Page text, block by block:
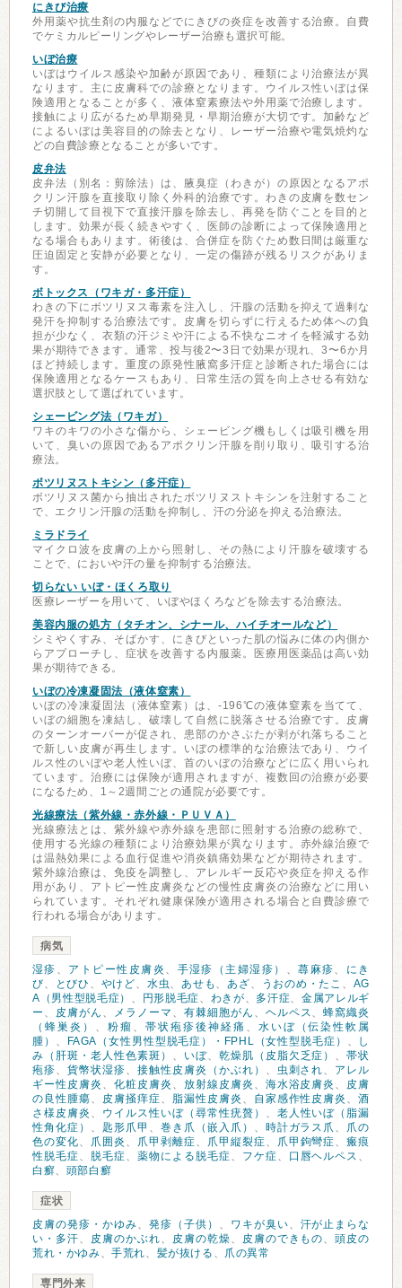
にきび治療
外用薬や抗生剤の内服などでにきびの炎症を改善する治療。自費
でケミカルピーリングやレーザー治療も選択可能。
いぼ治療
いぼはウイルス感染や加齢が原因であり、種類により治療法が異
なります。主に皮膚科での診療となります。ウイルス性いぼは保
険適用となることが多く、液体窒素療法や外用薬で治療します。
接触により広がるため早期発見・早期治療が大切です。加齢など
によるいぼは美容目的の除去となり、レーザー治療や電気焼灼な
どの自費診療となることが多いです。
皮弁法
皮弁法（別名：剪除法）は、腋臭症（わきが）の原因となるアポ
クリン汗腺を直接取り除く外科的治療です。わきの皮膚を数セン
チ切開して目視下で直接汗腺を除去し、再発を防ぐことを目的と
します。効果が長く続きやすく、医師の診断によって保険適用と
なる場合もあります。術後は、合併症を防ぐため数日間は厳重な
圧迫固定と安静が必要となり、一定の傷跡が残るリスクがありま
す。
ボトックス（ワキガ・多汗症）
わきの下にボツリヌス毒素を注入し、汗腺の活動を抑えて過剰な
発汗を抑制する治療法です。皮膚を切らずに行えるため体への負
担が少なく、衣類の汗ジミや汗による不快なニオイを軽減する効
果が期待できます。通常、投与後2〜3日で効果が現れ、3〜6か月
ほど持続します。重度の原発性腋窩多汗症と診断された場合には
保険適用となるケースもあり、日常生活の質を向上させる有効な
選択肢として選ばれています。
シェービング法（ワキガ）
ワキのキワの小さな傷から、シェービング機もしくは吸引機を用
いて、臭いの原因であるアポクリン汗腺を削り取り、吸引する治
療法。
ボツリヌストキシン（多汗症）
ボツリヌス菌から抽出されたボツリヌストキシンを注射すること
で、エクリン汗腺の活動を抑制し、汗の分泌を抑える治療法。
ミラドライ
マイクロ波を皮膚の上から照射し、その熱により汗腺を破壊する
ことで、においや汗の量を抑制する治療法。
切らない いぼ・ほくろ取り
医療レーザーを用いて、いぼやほくろなどを除去する治療法。
美容内服の処方（タチオン、シナール、ハイチオールなど）
シミやくすみ、そばかす、にきびといった肌の悩みに体の内側か
らアプローチし、症状を改善する内服薬。医療用医薬品は高い効
果が期待できる。
いぼの冷凍凝固法（液体窒素）
いぼの冷凍凝固法（液体窒素）は、-196℃の液体窒素を当てて、
いぼの細胞を凍結し、破壊して自然に脱落させる治療です。皮膚
のターンオーバーが促され、患部のかさぶたが剥がれ落ちること
で新しい皮膚が再生します。いぼの標準的な治療法であり、ウイ
ルス性のいぼや老人性いぼ、首のいぼの治療などに広く用いられ
ています。治療には保険が適用されますが、複数回の治療が必要
になるため、1～2週間ごとの通院が必要です。
光線療法（紫外線・赤外線・ＰＵＶＡ）
光線療法とは、紫外線や赤外線を患部に照射する治療の総称で、
使用する光線の種類により治療効果が異なります。赤外線治療で
は温熱効果による血行促進や消炎鎮痛効果などが期待されます。
紫外線治療は、免疫を調整し、アレルギー反応や炎症を抑える作
用があり、アトピー性皮膚炎などの慢性皮膚炎の治療などに用い
られています。それぞれ健康保険が適用される場合と自費診療で
行われる場合があります。
病気
湿疹 、 アトピー性皮膚炎 、 手湿疹（主婦湿疹） 、蕁麻疹、 にき
び、 とびひ 、 やけど、 水虫、あせも 、あざ、 うおのめ・たこ 、 AG
A（男性型脱毛症） 、 円形脱毛症、 わきが、 多汗症、金属アレルギ
ー 、 皮膚がん 、 メラノーマ 、 有棘細胞がん 、 ヘルペス、蜂窩織炎
（蜂巣炎） 、 粉瘤 、 帯状疱疹後神経痛 、 水いぼ（伝染性軟属
腫） 、 FAGA（女性男性型脱毛症）・FPHL（女性型脱毛症） 、
し
み（肝斑・老人性色素斑） 、 いぼ、 乾燥肌（皮脂欠乏症） 、帯状
疱疹、 貨幣状湿疹、 接触性皮膚炎（かぶれ） 、 虫刺され、 アレル
ギー性皮膚炎 、 化粧皮膚炎 、 放射線皮膚炎 、 海水浴皮膚炎 、 皮膚
の良性腫瘍、 皮膚掻痒症、 脂漏性皮膚炎 、 自家感作性皮膚炎 、酒
さ様皮膚炎 、 ウイルス性いぼ（尋常性疣贅） 、 老人性いぼ（脂漏
性角化症） 、 匙形爪甲 、 巻き爪（嵌入爪） 、 時計ガラス爪 、 爪の
色の変化、 爪囲炎 、 爪甲剥離症、 爪甲縦裂症、 爪甲鉤彎症、瘢痕
性脱毛症、 脱毛症、 薬物による脱毛症、 フケ症、 口唇ヘルペス 、
白癬、 頭部白癬
症状
皮膚の発疹・かゆみ、 発疹（子供） 、 ワキが臭い、 汗が止まらな
い・多汗、 皮膚のかぶれ、 皮膚の乾燥、 皮膚のできもの、頭皮の
荒れ・かゆみ、手荒れ、 髪が抜ける 、 爪の異常
専門外来